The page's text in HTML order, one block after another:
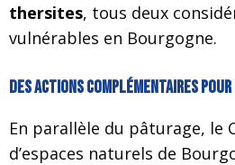
thersites, tous deux
vulnérables en Bourgogne.
Des actions complémentaires pour
En parallèle du pâturage, le
d’espaces naturels de